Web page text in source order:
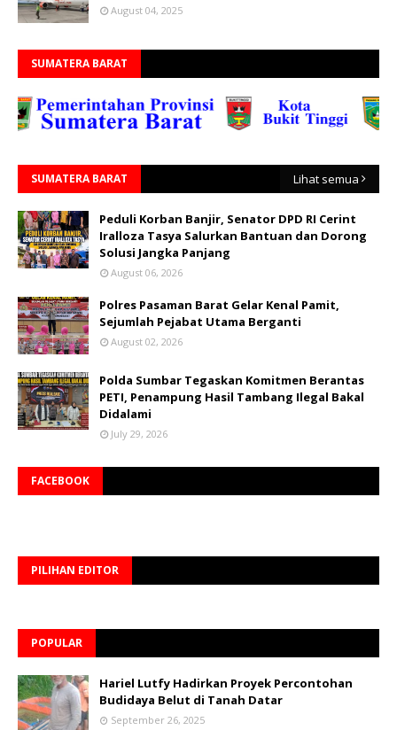
August 04, 2025
SUMATERA BARAT
SUMATERA BARAT Lihat semua
Peduli Korban Banjir, Senator DPD RI Cerint
Iralloza Tasya Salurkan Bantuan dan Dorong
Solusi Jangka Panjang
August 06, 2026
Polres Pasaman Barat Gelar Kenal Pamit,
Sejumlah Pejabat Utama Berganti
August 02, 2026
Polda Sumbar Tegaskan Komitmen Berantas
PETI, Penampung Hasil Tambang Ilegal Bakal
Didalami
July 29, 2026
FACEBOOK
PILIHAN EDITOR
POPULAR
Hariel Lutfy Hadirkan Proyek Percontohan
Budidaya Belut di Tanah Datar
September 26, 2025